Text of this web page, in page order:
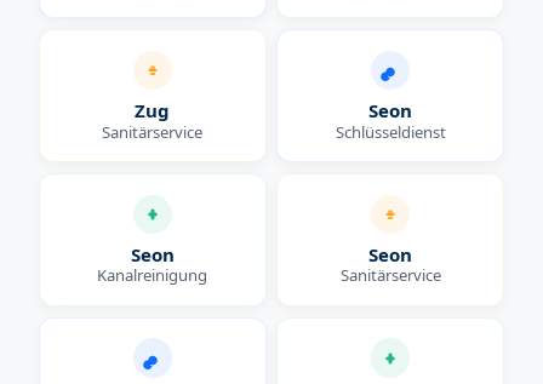
Zug
Sanitärservice
Seon
Schlüsseldienst
Seon
Kanalreinigung
Seon
Sanitärservice